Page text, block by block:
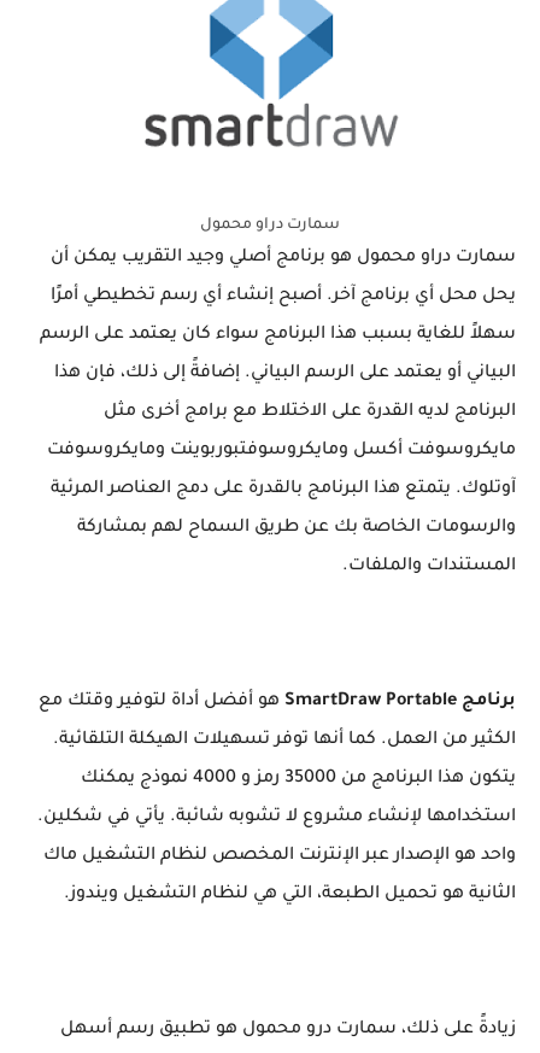
سمارت دراو محمول
سمارت دراو محمول هو برنامج أصلي وجيد التقريب يمكن أن
يحل محل أي برنامج آخر. أصبح إنشاء أي رسم تخطيطي أمرًا
سهلاً للغاية بسبب هذا البرنامج سواء كان يعتمد على الرسم
البياني أو يعتمد على الرسم البياني. إضافةً إلى ذلك، فإن هذا
البرنامج لديه القدرة على الاختلاط مع برامج أخرى مثل
مايكروسوفت أكسل ومايكروسوفتبوربوينت ومايكروسوفت
آوتلوك. يتمتع هذا البرنامج بالقدرة على دمج العناصر المرئية
والرسومات الخاصة بك عن طريق السماح لهم بمشاركة
المستندات والملفات.
برنامج SmartDraw Portable
هو أفضل أداة لتوفير وقتك مع
الكثير من العمل. كما أنها توفر تسهيلات الهيكلة التلقائية.
يتكون هذا البرنامج من 35000 رمز و 4000 نموذج يمكنك
استخدامها لإنشاء مشروع لا تشوبه شائبة. يأتي في شكلين.
واحد هو الإصدار عبر الإنترنت المخصص لنظام التشغيل ماك
الثانية هو تحميل الطبعة، التي هي لنظام التشغيل ويندوز.
زيادةً على ذلك، سمارت درو محمول هو تطبيق رسم أسهل